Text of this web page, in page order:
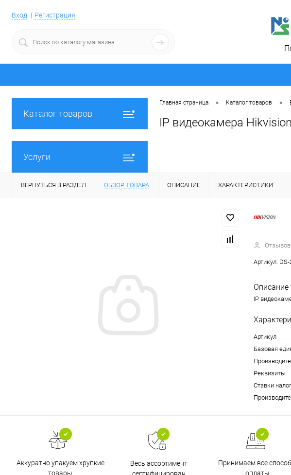
Вход Регистрация
Каталог товаров
Услуги
Главная страница • Каталог товаров •
IP видеокамера
ВЕРНУТЬСЯ В РАЗДЕЛ ОБЗОР ТОВАРА ОПИСАНИЕ ХАРАКТЕРИСТИКИ
Артикул:
Описание
IP
Артикул
Базовая
Реквизиты
Ставки
Аккуратно упакуем хрупкие
товары
Весь ассортимент
сертифицирован
Принимаем все
оплаты